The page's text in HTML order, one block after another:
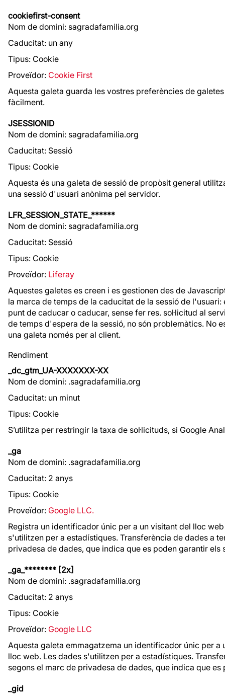
cookiefirst-consent
Nom de domini: sagradafamilia.org
Caducitat: un any
Tipus: Cookie
Proveïdor: Cookie First
Aquesta galeta guarda les vostres preferències de
fàcilment.
JSESSIONID
Nom de domini: sagradafamilia.org
Caducitat: Sessió
Tipus: Cookie
Aquesta és una galeta de sessió de propòsit general
una sessió d'usuari anònima pel servidor.
LFR_SESSION_STATE_******
Nom de domini: sagradafamilia.org
Caducitat: Sessió
Tipus: Cookie
Proveïdor: Liferay
Aquestes galetes es creen i es gestionen des de
la marca de temps de la caducitat de la sessió de
punt de caducar o caducar, sense fer res. sol·licitud al
de temps d'espera de la sessió, no són problemàtics. No
una galeta només per al client.
Rendiment
_dc_gtm_UA-XXXXXXX-XX
Nom de domini: .sagradafamilia.org
Caducitat: un minut
Tipus: Cookie
S’utilitza per restringir la taxa de sol·licituds, si Google
_ga
Nom de domini: .sagradafamilia.org
Caducitat: 2 anys
Tipus: Cookie
Proveïdor: Google LLC.
Registra un identificador únic per a un visitant del lloc
s'utilitzen per a estadístiques. Transferència de dades a
privadesa de dades, que indica que es poden garantir els
_ga_******** [2x]
Nom de domini: .sagradafamilia.org
Caducitat: 2 anys
Tipus: Cookie
Proveïdor: Google LLC
Aquesta galeta emmagatzema un identificador únic per
lloc web. Les dades s'utilitzen per a estadístiques.
segons el marc de privadesa de dades, que indica que
_gid